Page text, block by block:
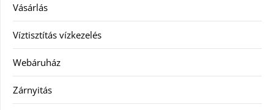
Vásárlás
Víztisztítás vízkezelés
Webáruház
Zárnyitás